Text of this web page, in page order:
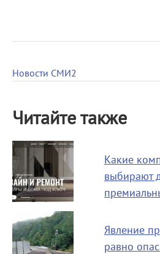
Новости СМИ2
Читайте также
Какие
выбирают
Явление
равно